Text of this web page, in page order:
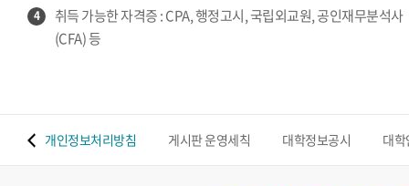
4
취득 가능한 자격증 : CPA, 행정고시, 국립외교원, 공인재무분석사
(CFA) 등
개인정보처리방침 게시판 운영세칙 대학정보공시 대